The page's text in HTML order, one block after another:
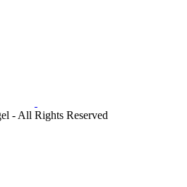
- All Rights Reserved